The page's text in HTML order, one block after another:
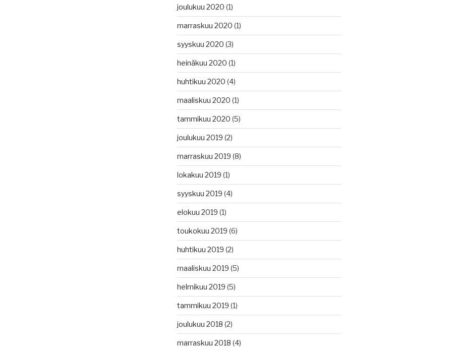
joulukuu 2020 (1)
marraskuu 2020 (1)
syyskuu 2020 (3)
heinäkuu 2020 (1)
huhtikuu 2020 (4)
maaliskuu 2020 (1)
tammikuu 2020 (5)
joulukuu 2019 (2)
marraskuu 2019 (8)
lokakuu 2019 (1)
syyskuu 2019 (4)
elokuu 2019 (1)
toukokuu 2019 (6)
huhtikuu 2019 (2)
maaliskuu 2019 (5)
helmikuu 2019 (5)
tammikuu 2019 (1)
joulukuu 2018 (2)
marraskuu 2018 (4)